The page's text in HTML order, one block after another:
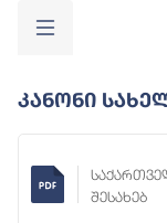
Კანონი
შესახებ